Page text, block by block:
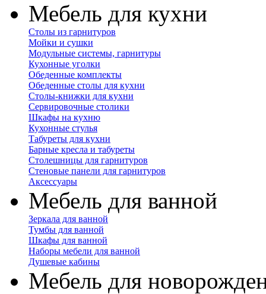
Мебель для кухни
Столы из гарнитуров
Мойки и сушки
Модульные системы, гарнитуры
Кухонные уголки
Обеденные комплекты
Обеденные столы для кухни
Столы-книжки для кухни
Сервировочные столики
Шкафы на кухню
Кухонные стулья
Табуреты для кухни
Барные кресла и табуреты
Столешницы для гарнитуров
Стеновые панели для гарнитуров
Аксессуары
Мебель для ванной
Зеркала для ванной
Тумбы для ванной
Шкафы для ванной
Наборы мебели для ванной
Душевые кабины
Мебель для